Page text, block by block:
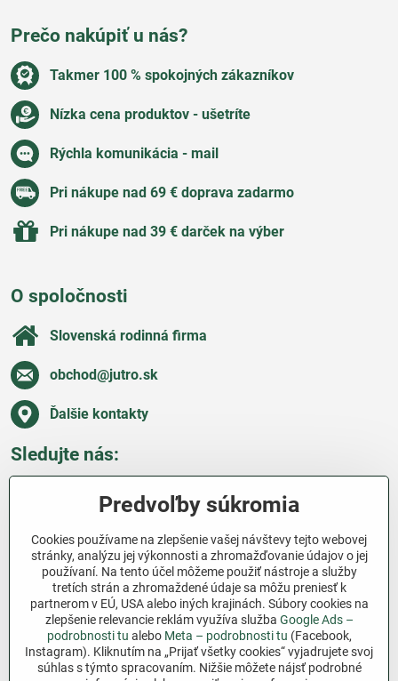
Prečo nakúpiť u nás?
Takmer 100 % spokojných zákazníkov
Nízka cena produktov - ušetríte
Rýchla komunikácia - mail
Pri nákupe nad 69 € doprava zadarmo
Pri nákupe nad 39 € darček na výber
O spoločnosti
Slovenská rodinná firma
obchod​@jutro​.sk
Ďalšie kontakty
Sledujte nás:
Všetko o nákupe
Ďakujeme za podporu
Sme slovenský e-shop bez dotácií​. Fungujeme len
vďaka vám – ľuďom, ktorí veria v poctivú prácu a
lásku k pôde​. Každý nákup na Jutro​.sk nám pomáha
pokračovať v tom, čo má zmysel – pomáhať
Predvoľby súkromia
Cookies používame na zlepšenie vašej návštevy tejto webovej
stránky, analýzu jej výkonnosti a zhromažďovanie údajov o jej
používaní. Na tento účel môžeme použiť nástroje a služby
tretích strán a zhromaždené údaje sa môžu preniesť k
partnerom v EÚ, USA alebo iných krajinách. Súbory cookies na
zlepšenie relevancie reklám využíva služba Google Ads –
podrobnosti tu alebo Meta – podrobnosti tu (Facebook,
Instagram). Kliknutím na „Prijať všetky cookies“ vyjadrujete svoj
súhlas s týmto spracovaním. Nižšie môžete nájsť podrobné